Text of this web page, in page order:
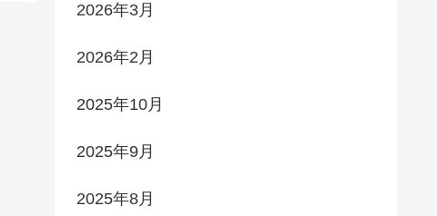
2026年3月
2026年2月
2025年10月
2025年9月
2025年8月